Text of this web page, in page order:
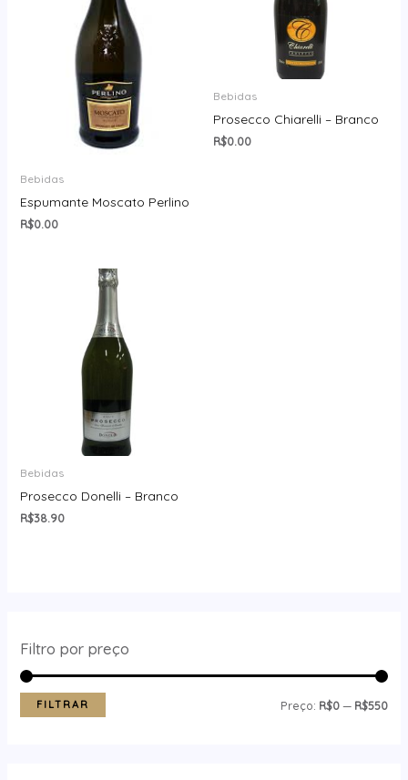
Filtro por preço
FILTRAR Preço: R$0 — R$550
Bebidas
Espumante Moscato Perlino
R$0.00
Bebidas
Prosecco Chiarelli – Branco
R$0.00
Bebidas
Prosecco Donelli – Branco
R$38.90